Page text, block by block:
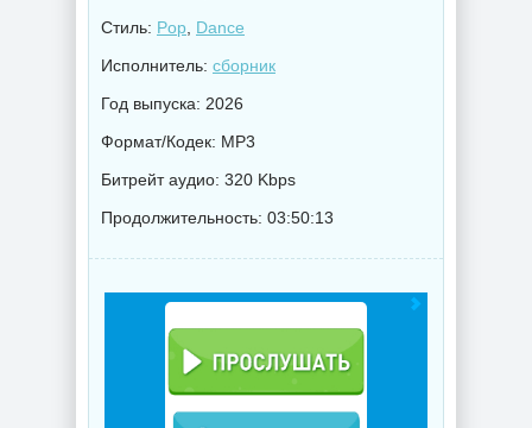
Стиль: Pop Dance
Исполнитель: сборник
Год выпуска: 2026
Формат/Кодек: MP3
Битрейт аудио: 320 Kbps
Продолжительность: 03:50:13